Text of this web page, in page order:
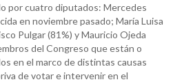
por cuatro diputados: Mercedes
en noviembre pasado; María Luisa
Pulgar (81%) y Mauricio Ojeda
del Congreso que están o
en el marco de distintas causas
de votar e intervenir en el